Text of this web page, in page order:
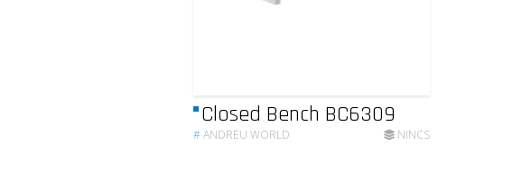
Closed Bench BC6309
#ANDREU WORLD NINCS